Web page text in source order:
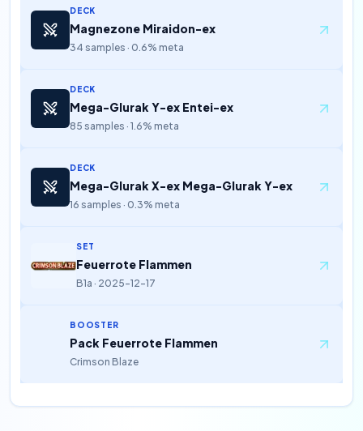
DECK
Magnezone Miraidon-ex
34 samples · 0.6% meta
DECK
Mega-Glurak Y-ex Entei-ex
85 samples · 1.6% meta
DECK
Mega-Glurak X-ex Mega-Glurak Y-ex
16 samples · 0.3% meta
SET
Feuerrote Flammen
B1a · 2025-12-17
BOOSTER
Pack Feuerrote Flammen
Crimson Blaze